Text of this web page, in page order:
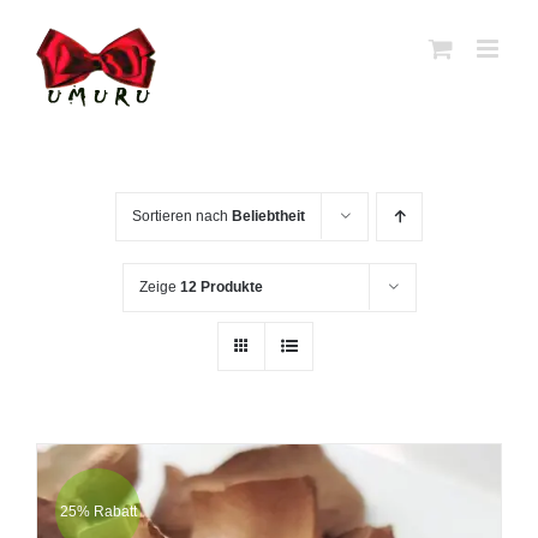
Inhalt
springen
Sortieren nach Beliebtheit
Zeige 12 Produkte
25% Rabatt